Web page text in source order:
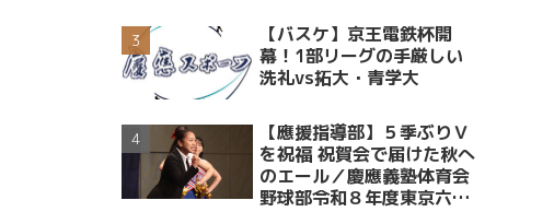
【バスケ】京王電鉄杯開
幕！1部リーグの手厳しい
洗礼vs拓大・青学大
【應援指導部】５季ぶりＶ
を祝福 祝賀会で届けた秋へ
のエール／慶應義塾体育会
野球部令和８年度東京六大